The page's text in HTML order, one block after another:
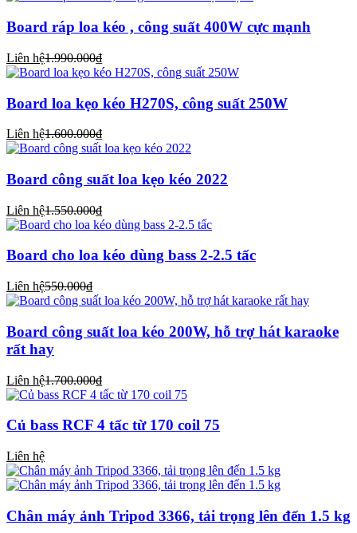
Board ráp loa kéo , công suất 400W cực mạnh
Liên hệ1.990.000₫
Board loa kẹo kéo H270S, công suất 250W
Liên hệ1.600.000₫
Board công suất loa kẹo kéo 2022
Liên hệ1.550.000₫
Board cho loa kéo dùng bass 2-2.5 tấc
Liên hệ550.000₫
Board công suất loa kéo 200W, hỗ trợ hát karaoke
rất hay
Liên hệ1.700.000₫
Củ bass RCF 4 tấc từ 170 coil 75
Liên hệ
Chân máy ảnh Tripod 3366, tải trọng lên đến 1.5 kg